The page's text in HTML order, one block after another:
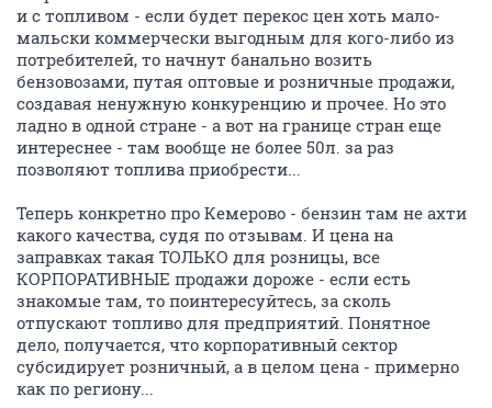
и с топливом - если будет перекос цен хоть мало-
мальски коммерчески выгодным для кого-либо из
потребителей, то начнут банально возить
бензовозами, путая оптовые и розничные продажи,
создавая ненужную конкуренцию и прочее. Но это
ладно в одной стране - а вот на границе стран еще
интереснее - там вообще не более 50л. за раз
позволяют топлива приобрести...
Теперь конкретно про Кемерово - бензин там не ахти
какого качества, судя по отзывам. И цена на
заправках такая ТОЛЬКО для розницы, все
КОРПОРАТИВНЫЕ продажи дороже - если есть
знакомые там, то поинтересуйтесь, за сколь
отпускают топливо для предприятий. Понятное
дело, получается, что корпоративный сектор
субсидирует розничный, а в целом цена - примерно
как по региону...